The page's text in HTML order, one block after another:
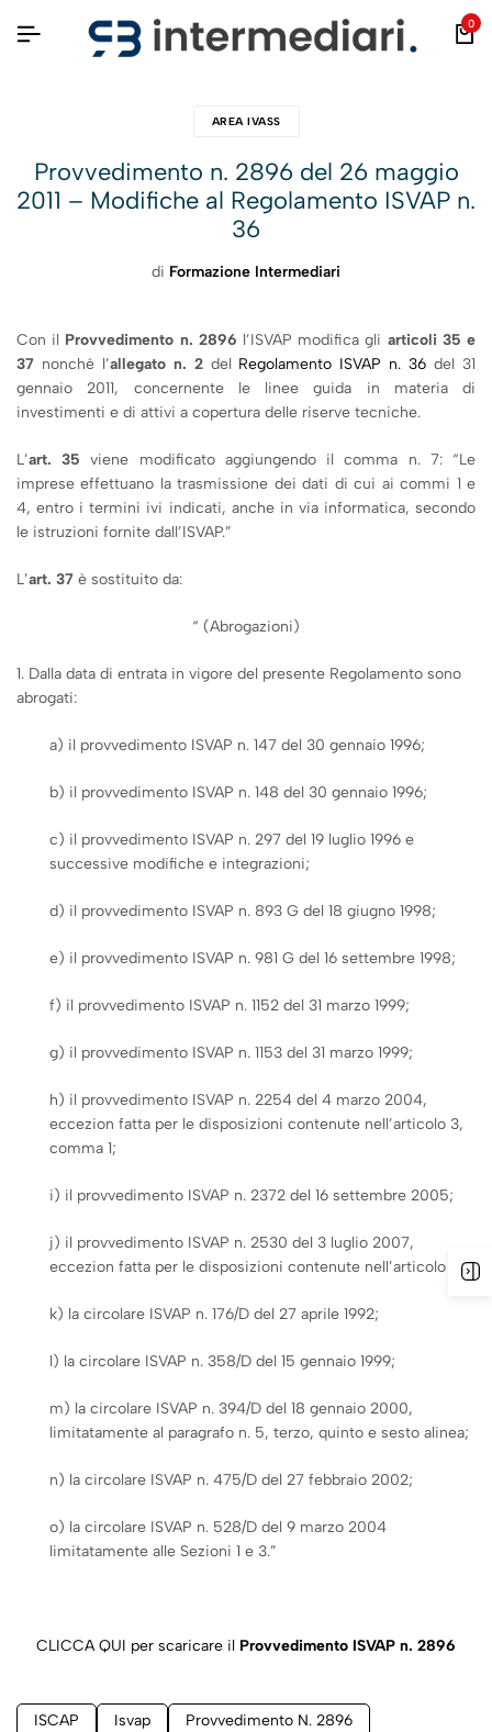
0
AREA IVASS
Provvedimento n. 2896 del 26 maggio
2011 – Modifiche al Regolamento ISVAP n.
36
di Formazione Intermediari
Con il Provvedimento n. 2896 l’ISVAP modifica gli articoli 35 e
37 nonché l’allegato n. 2del Regolamento ISVAP n. 36 del 31
gennaio 2011, concernente le linee guida in materia di
investimenti e di attivi a copertura delle riserve tecniche.
L’art. 35 viene modificato aggiungendo il comma n. 7: “Le
imprese effettuano la trasmissione dei dati di cui ai commi 1 e
4, entro i termini ivi indicati, anche in via informatica, secondo
le istruzioni fornite dall’ISVAP.”
L’art. 37 è sostituito da:
“ (Abrogazioni)
1. Dalla data di entrata in vigore del presente Regolamento sono
abrogati:
a) il provvedimento ISVAP n. 147 del 30 gennaio 1996;
b) il provvedimento ISVAP n. 148 del 30 gennaio 1996;
c) il provvedimento ISVAP n. 297 del 19 luglio 1996 e
successive modifiche e integrazioni;
d) il provvedimento ISVAP n. 893 G del 18 giugno 1998;
e) il provvedimento ISVAP n. 981 G del 16 settembre 1998;
f) il provvedimento ISVAP n. 1152 del 31 marzo 1999;
g) il provvedimento ISVAP n. 1153 del 31 marzo 1999;
h) il provvedimento ISVAP n. 2254 del 4 marzo 2004,
eccezion fatta per le disposizioni contenute nell’articolo 3,
comma 1;
i) il provvedimento ISVAP n. 2372 del 16 settembre 2005;
j) il provvedimento ISVAP n. 2530 del 3 luglio 2007,
eccezion fatta per le disposizioni contenute nell’articolo 7;
k) la circolare ISVAP n. 176/D del 27 aprile 1992;
l) la circolare ISVAP n. 358/D del 15 gennaio 1999;
m) la circolare ISVAP n. 394/D del 18 gennaio 2000,
limitatamente al paragrafo n. 5, terzo, quinto e sesto alinea;
n) la circolare ISVAP n. 475/D del 27 febbraio 2002;
o) la circolare ISVAP n. 528/D del 9 marzo 2004
limitatamente alle Sezioni 1 e 3.”
CLICCA QUI per scaricare il Provvedimento ISVAP n. 2896
ISCAP Isvap
Provvedimento N. 2896